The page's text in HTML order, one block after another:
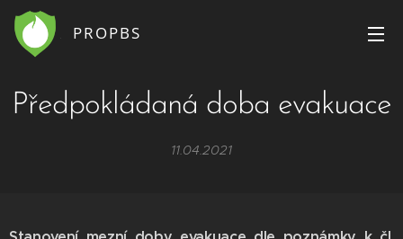
PROPBS
Předpokládaná doba evakuace
11.04.2021